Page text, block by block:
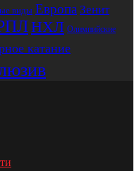
виды Европа Зенит
НХЛ Олимпийские
катание